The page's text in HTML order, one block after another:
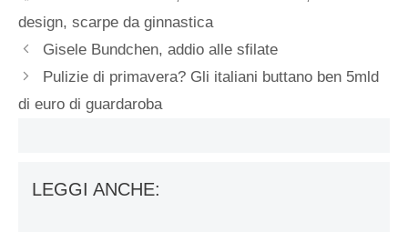
design, scarpe da ginnastica
Gisele Bundchen, addio alle sfilate
Pulizie di primavera? Gli italiani buttano ben 5mld
di euro di guardaroba
LEGGI ANCHE: